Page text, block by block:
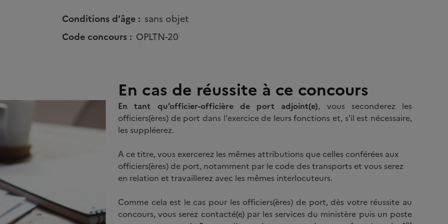
Conditions d'âge : sans objet
Code concours : OPLTN-20
En cas de réussite à ce concours
En tant qu’officier-officière de port adjoint(e), vous seconderez les
officiers(ères) de port dans l'exercice de leurs fonctions et, s'il est nécessaire,
les suppléerez.
A ce titre, vous exercerez les mêmes attributions que celles conférées aux
officiers(ères) de port, notamment par le code des transports et vous serez
en relation et travaillerez avec les mêmes interlocuteurs.
Comme cela est le cas pour les officiers(ères) de port, dès votre réussite au
concours, vous serez contacté(e) par les services du ministère puis un poste